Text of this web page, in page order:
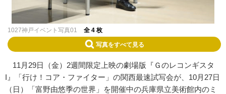
1027神戸イベント写真01 全 4 枚
写真をすべて見る
11月29日（金）2週間限定上映の劇場版『Ｇのレコンギスタ
I』「行け！コア・ファイター」の関西最速試写会が、10月27日
（日）「富野由悠季の世界」を開催中の兵庫県立美術館内のミ